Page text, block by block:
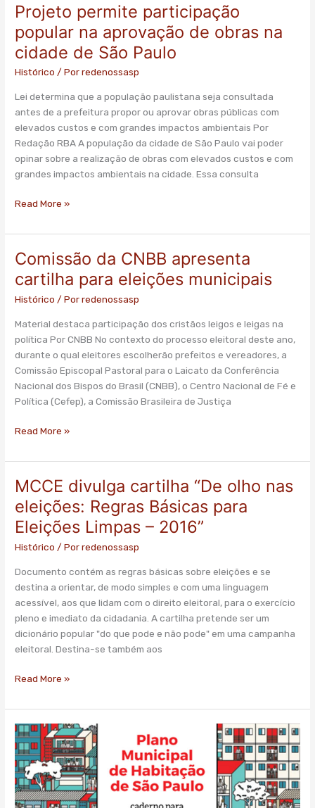
Projeto permite participação
popular na aprovação de obras na
cidade de São Paulo
Histórico / Porredenossasp
Lei determina que a população paulistana seja consultada
antes de a prefeitura propor ou aprovar obras públicas com
elevados custos e com grandes impactos ambientais Por
Redação RBA A população da cidade de São Paulo vai poder
opinar sobre a realização de obras com elevados custos e com
grandes impactos ambientais na cidade. Essa consulta
Projeto
permite
participação
popular
na
de
obras
na
cidade
de
São
Read More »
Comissão da CNBB apresenta
cartilha para eleições municipais
Histórico / Porredenossasp
Material destaca participação dos cristãos leigos e leigas na
política Por CNBB No contexto do processo eleitoral deste ano,
durante o qual eleitores escolherão prefeitos e vereadores, a
Comissão Episcopal Pastoral para o Laicato da Conferência
Nacional dos Bispos do Brasil (CNBB), o Centro Nacional de Fé e
Política (Cefep), a Comissão Brasileira de Justiça
Comissão
CNBB
apresenta
eleições
Read More »
MCCE divulga cartilha “De olho nas
eleições: Regras Básicas para
Eleições Limpas – 2016”
Histórico / Porredenossasp
Documento contém as regras básicas sobre eleições e se
destina a orientar, de modo simples e com uma linguagem
acessível, aos que lidam com o direito eleitoral, para o exercício
pleno e imediato da cidadania. A cartilha pretende ser um
dicionário popular "do que pode e não pode" em uma campanha
eleitoral. Destina-se também aos
MCCE
divulga
cartilha
“De
olho
eleições:
Regras
Básicas
para
Eleições
Limpas
2016”
Read More »
Um
Plano
para
enfrentar
de